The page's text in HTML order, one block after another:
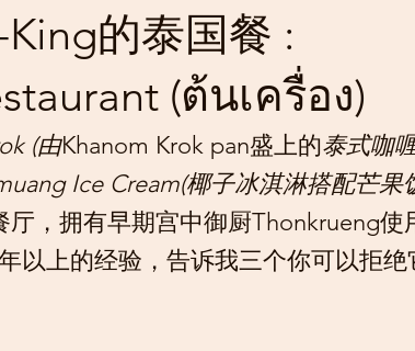
的泰国餐 :
(ต้นเครื่อง)
(由Khanom Krok pan盛上的泰式咖
Ice Cream(椰子冰淇淋搭配芒果
，拥有早期宫中御厨Thonkrueng使
以上的经验，告诉我三个你可以拒绝